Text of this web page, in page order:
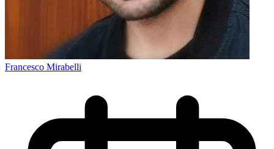
Francesco Mirabelli